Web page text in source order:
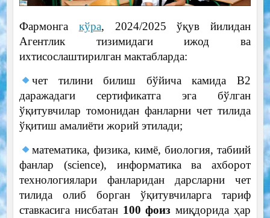
Фармонга кўра, 2024/2025 ўқув йилидан
Агентлик тизимидаги ижод ва
ихтисослаштирилган мактабларда:
чет тилини билиш бўйича камида В2
даражадаги сертификатга эга бўлган
ўқитувчилар томонидан фанларни чет тилида
ўқитиш амалиёти жорий этилади;
математика, физика, кимё, биология, табиий
фанлар (science), информатика ва ахборот
технологиялари фанларидан дарсларни чет
тилида олиб борган ўқитувчиларга тариф
ставкасига нисбатан 100 фоиз миқдорида ҳар